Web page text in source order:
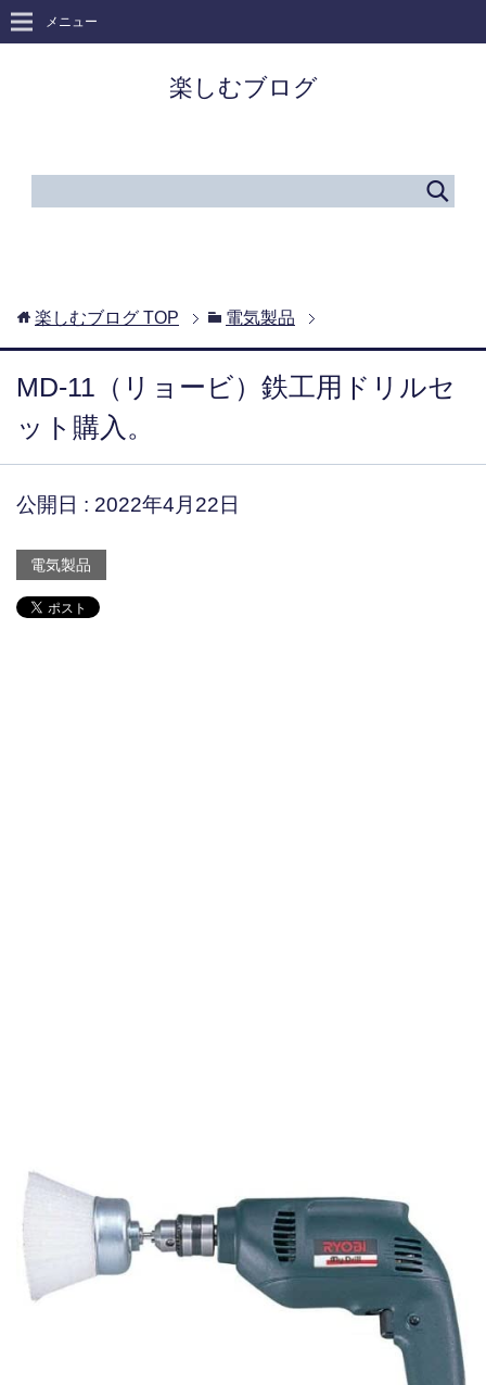
楽しむブログ
メニュー
楽しむブログ TOP 電気製品
MD-11（リョービ）鉄工用ドリルセ
ット購入。
公開日 : 2022年4月22日
電気製品